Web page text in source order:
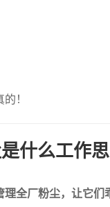
！
什么工作
理全厂粉尘，让它们